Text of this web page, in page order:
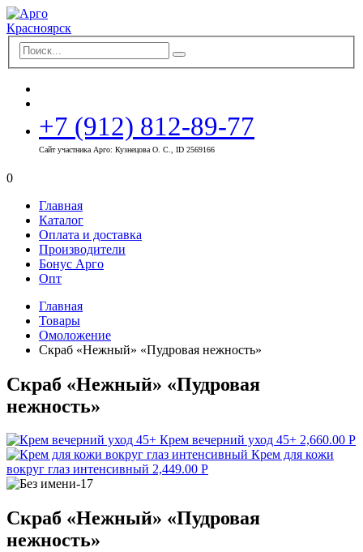
+7 (912) 812-89-77
Сайт участника Арго: Кузнецова О. С., ID 2569166
0
Главная
Каталог
Оплата и доставка
Производители
Бонус Арго
Опт
Главная
Товары
Омоложение
Скраб «Нежный» «Пудровая нежность»
Скраб «Нежный» «Пудровая
нежность»
Крем вечерний уход 45+ 2,660.00 Р
Крем для кожи
вокруг глаз интенсивный 2,449.00 Р
Скраб «Нежный» «Пудровая
нежность»